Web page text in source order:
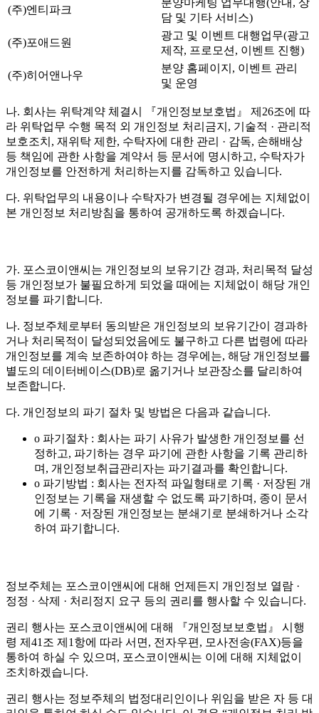
(주)엔티파크
담 및 기타 서비스)
(주)포애드원
광고 및 이벤트 대행업무(광고
제작, 프로모션, 이벤트 진행)
(주)히어앤나우
분양 홈페이지, 이벤트 관리
및 운영
나. 회사는 위탁계약 체결시 『개인정보보호법』 제26조에 따
라 위탁업무 수행 목적 외 개인정보 처리금지, 기술적 · 관리적
보호조치, 재위탁 제한, 수탁자에 대한 관리 · 감독, 손해배상
등 책임에 관한 사항을 계약서 등 문서에 명시하고, 수탁자가
개인정보를 안전하게 처리하는지를 감독하고 있습니다.
다. 위탁업무의 내용이나 수탁자가 변경될 경우에는 지체없이
본 개인정보 처리방침을 통하여 공개하도록 하겠습니다.
가. 포스코이앤씨는 개인정보의 보유기간 경과, 처리목적 달성
등 개인정보가 불필요하게 되었을 때에는 지체없이 해당 개인
정보를 파기합니다.
나. 정보주체로부터 동의받은 개인정보의 보유기간이 경과하
거나 처리목적이 달성되었음에도 불구하고 다른 법령에 따라
개인정보를 계속 보존하여야 하는 경우에는, 해당 개인정보를
별도의 데이터베이스(DB)로 옮기거나 보관장소를 달리하여
보존합니다.
다. 개인정보의 파기 절차 및 방법은 다음과 같습니다.
o 파기절차 : 회사는 파기 사유가 발생한 개인정보를 선
정하고, 파기하는 경우 파기에 관한 사항을 기록 관리하
며, 개인정보취급관리자는 파기결과를 확인합니다.
o 파기방법 : 회사는 전자적 파일형태로 기록 · 저장된 개
인정보는 기록을 재생할 수 없도록 파기하며, 종이 문서
에 기록 · 저장된 개인정보는 분쇄기로 분쇄하거나 소각
하여 파기합니다.
정보주체는 포스코이앤씨에 대해 언제든지 개인정보 열람 ·
정정 · 삭제 · 처리정지 요구 등의 권리를 행사할 수 있습니다.
권리 행사는 포스코이앤씨에 대해 『개인정보보호법』 시행
령 제41조 제1항에 따라 서면, 전자우편, 모사전송(FAX)등을
통하여 하실 수 있으며, 포스코이앤씨는 이에 대해 지체없이
조치하겠습니다.
권리 행사는 정보주체의 법정대리인이나 위임을 받은 자 등 대